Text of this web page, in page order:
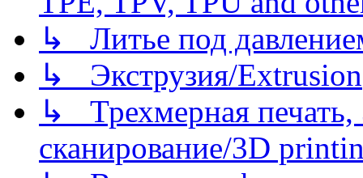
↳ Литье под
↳ Экструзия/Extrusion
↳ Трехмерная
сканирование/3D